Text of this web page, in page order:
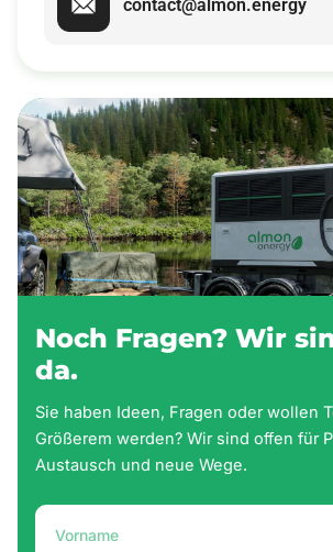
contact@almon.energy
Noch Fragen? Wir
da.
Sie haben Ideen, Fragen oder wollen
Größerem werden? Wir sind offen für
Austausch und neue Wege.
Vorname